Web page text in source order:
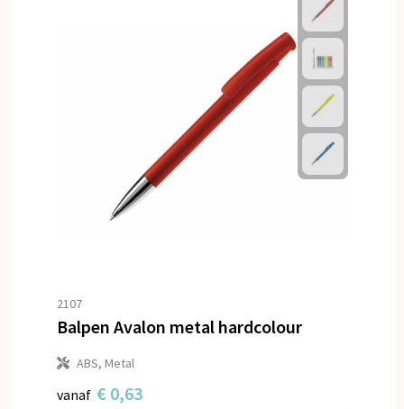
2107
Balpen Avalon metal hardcolour
ABS, Metal
vanaf € 0,63